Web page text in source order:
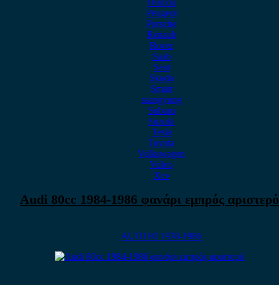
Omoda
Peugeot
Porsche
Renault
Rover
Saab
Seat
Skoda
Smart
ssangyong
Subaru
Suzuki
Tesla
Toyota
Volkswagen
Volvo
Xev
Audi 80cc 1984-1986 φανάρι εμπρός αριστερό
AUDI 80 1978-1986